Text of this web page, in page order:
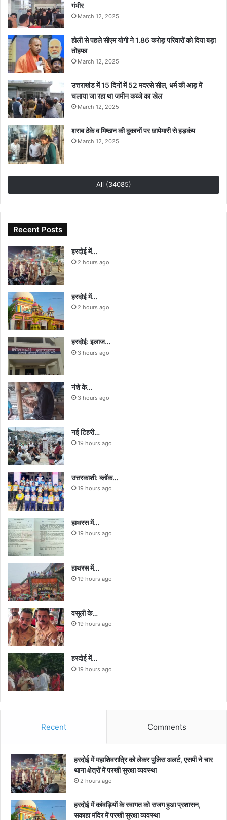
गंभीर
March 12, 2025
होली से पहले सीएम योगी ने 1.86 करोड़ परिवारों को दिया बड़ा
तोहफा
March 12, 2025
उत्तराखंड में 15 दिनों में 52 मदरसे सील, धर्म की आड़ में
चलाया जा रहा था जमीन कब्जे का खेल
March 12, 2025
शराब ठेके व मिष्ठान की दुकानों पर छापेमारी से हड़कंप
March 12, 2025
All (34085)
Recent Posts
हरदोई में…
2 hours ago
हरदोई में…
2 hours ago
हरदोई: इलाज…
3 hours ago
नंशे के…
3 hours ago
नई टिहरी…
19 hours ago
उत्तरकाशी: ब्लॉक…
19 hours ago
हाथरस में…
19 hours ago
हाथरस में…
19 hours ago
वसूली के…
19 hours ago
हरदोई में…
19 hours ago
Recent Comments
हरदोई में महाशिवरात्रि को लेकर पुलिस अलर्ट, एसपी ने चार
थाना क्षेत्रों में परखी सुरक्षा व्यवस्था
2 hours ago
हरदोई में कांवड़ियों के स्वागत को सजग हुआ प्रशासन,
सकाहा मंदिर में परखी सुरक्षा व्यवस्था